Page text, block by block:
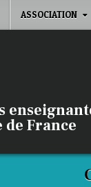
ASSOCIATION
France